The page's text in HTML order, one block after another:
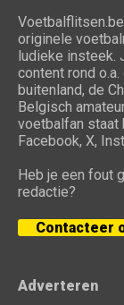
originele
ludieke insteek.
content rond
buitenland, de
Belgisch
voetbalfan staat
Facebook, X,
Heb je een fout
redactie?
Contacteer
Adverteren